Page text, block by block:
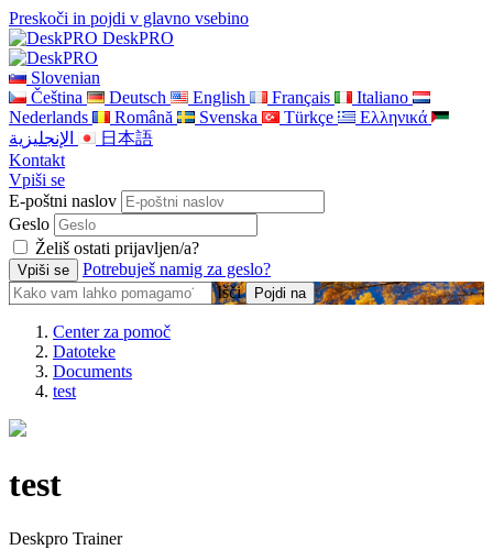
Preskoči in pojdi v glavno vsebino
DeskPRO
Slovenian
Čeština
Deutsch English Français
Italiano
Nederlands
Română Svenska Türkçe
Ελληνικά
الإنجليزية
日本語
Kontakt
Vpiši se
E-poštni naslov
Geslo
Želiš ostati prijavljen/a?
Potrebuješ namig za geslo?
Išči
Center za pomoč
Datoteke
Documents
test
test
Deskpro Trainer